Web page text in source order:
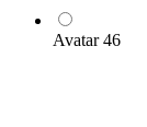
Avatar 46